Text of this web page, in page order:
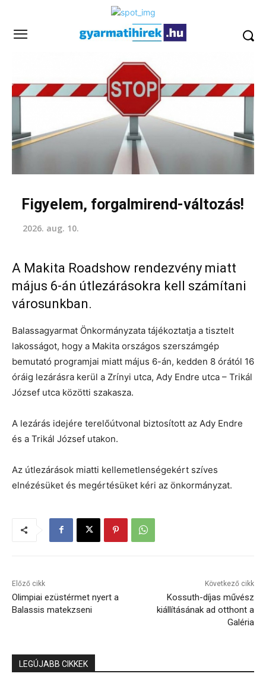
Figyelem, forgalmirend-változás!
2026. aug. 10.
A Makita Roadshow rendezvény miatt
május 6-án útlezárásokra kell számítani
városunkban.
Balassagyarmat Önkormányzata tájékoztatja a tisztelt
lakosságot, hogy a Makita országos szerszámgép
bemutató programjai miatt május 6-án, kedden 8 órától 16
óráig lezárásra kerül a Zrínyi utca, Ady Endre utca – Trikál
József utca közötti szakasza.
A lezárás idejére terelőútvonal biztosított az Ady Endre
és a Trikál József utakon.
Az útlezárások miatti kellemetlenségekért szíves
elnézésüket és megértésüket kéri az önkormányzat.
Előző cikk
Olimpiai ezüstérmet nyert a
Balassis matekzseni
Következő cikk
Kossuth-díjas művész
kiállításának ad otthont a
Galéria
LEGÚJABB CIKKEK